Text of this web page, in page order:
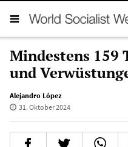
Mindestens 159
und
Alejandro López
31. Oktober 2024